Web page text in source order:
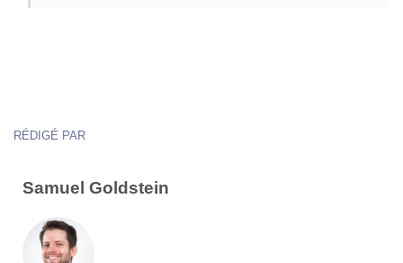
RÉDIGÉ PAR
Samuel Goldstein